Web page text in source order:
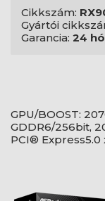
Cikkszám:
Gyártói
Garancia: 24
GPU/BOOST:
GDDR6/256bit,
PCI® Express5.0